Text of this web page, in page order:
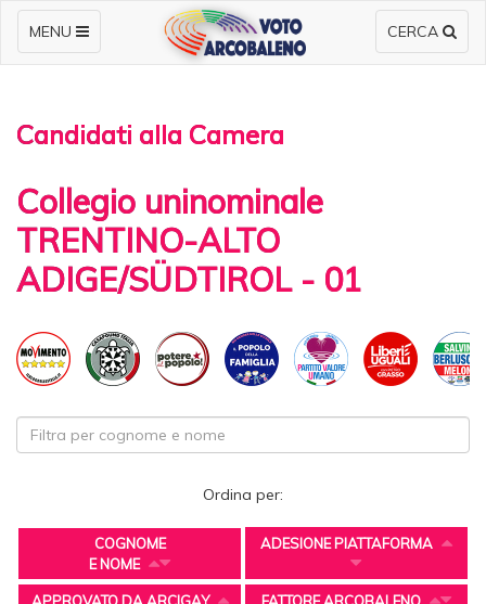
CERCA
MENU
Candidati alla Camera
Collegio uninominale
TRENTINO-ALTO
ADIGE/SÜDTIROL - 01
Ordina per:
COGNOME
E NOME
ADESIONE PIATTAFORMA